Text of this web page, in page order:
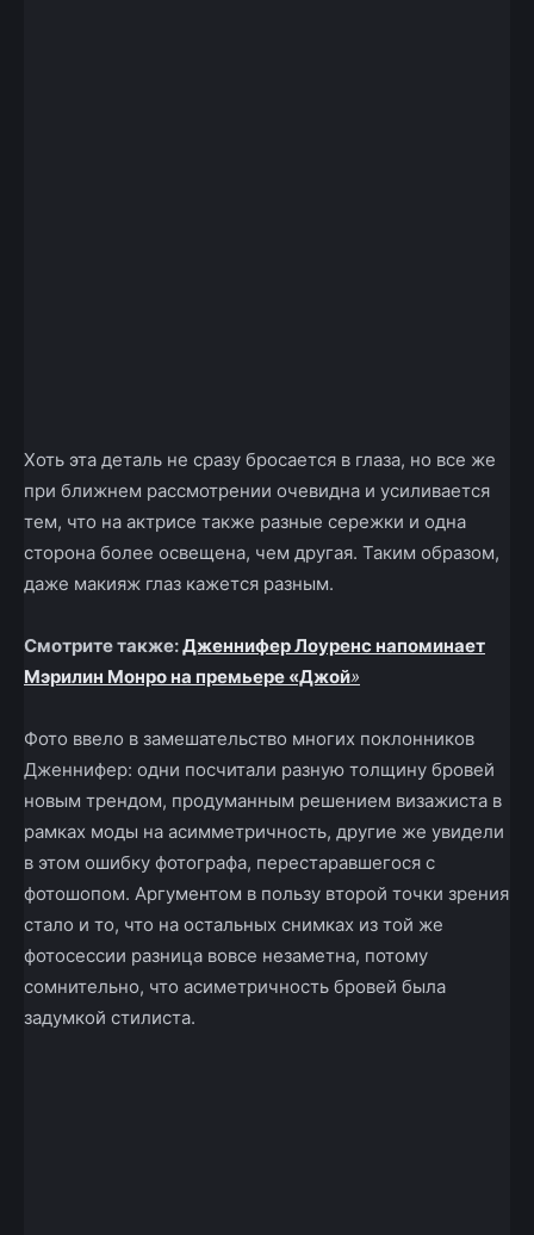
Хоть эта деталь не сразу бросается в глаза, но все же
при ближнем рассмотрении очевидна и усиливается
тем, что на актрисе также разные сережки и одна
сторона более освещена, чем другая. Таким образом,
даже макияж глаз кажется разным.
Смотрите также:Дженнифер Лоуренс напоминает
Мэрилин Монро на премьере «Джой»
Фото ввело в замешательство многих поклонников
Дженнифер: одни посчитали разную толщину бровей
новым трендом, продуманным решением визажиста в
рамках моды на асимметричность, другие же увидели
в этом ошибку фотографа, перестаравшегося с
фотошопом. Аргументом в пользу второй точки зрения
стало и то, что на остальных снимках из той же
фотосессии разница вовсе незаметна, потому
сомнительно, что асиметричность бровей была
задумкой стилиста.